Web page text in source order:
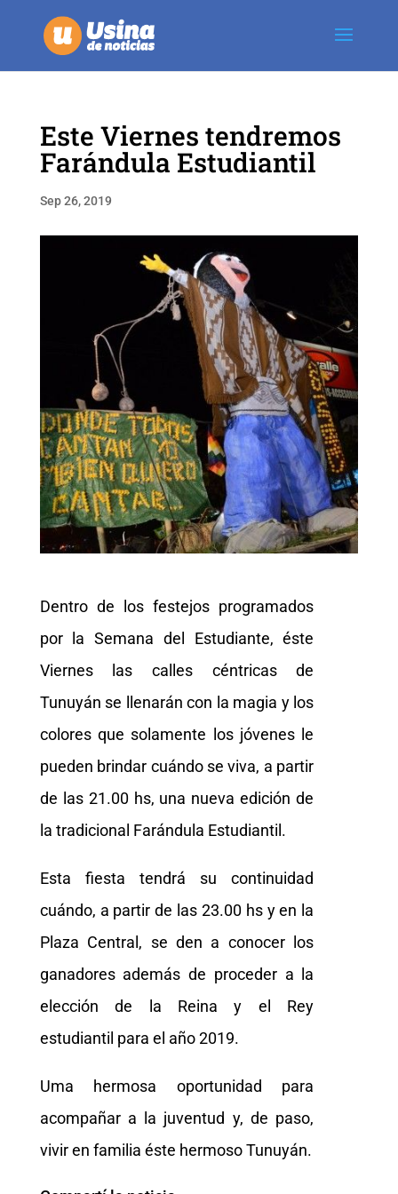
Este Viernes tendremos
Farándula Estudiantil
Sep 26, 2019
Dentro de los festejos programados
por la Semana del Estudiante, éste
Viernes las calles céntricas de
Tunuyán se llenarán con la magia y los
colores que solamente los jóvenes le
pueden brindar cuándo se viva, a partir
de las 21.00 hs, una nueva edición de
la tradicional Farándula Estudiantil.
Esta fiesta tendrá su continuidad
cuándo, a partir de las 23.00 hs y en la
Plaza Central, se den a conocer los
ganadores además de proceder a la
elección de la Reina y el Rey
estudiantil para el año 2019.
Uma hermosa oportunidad para
acompañar a la juventud y, de paso,
vivir en familia éste hermoso Tunuyán.